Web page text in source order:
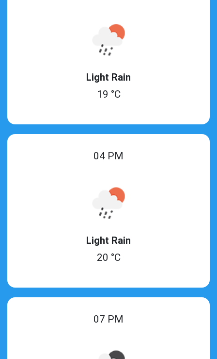
Light Rain
19 °C
04 PM
Light Rain
20 °C
07 PM